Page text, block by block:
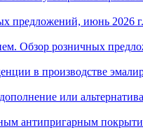
предложений, июнь 2026 г.
Обзор розничных
в производстве
или
антипригарным